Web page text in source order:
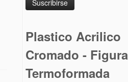
Plastico Acrilico
Cromado - Figura
Termoformada